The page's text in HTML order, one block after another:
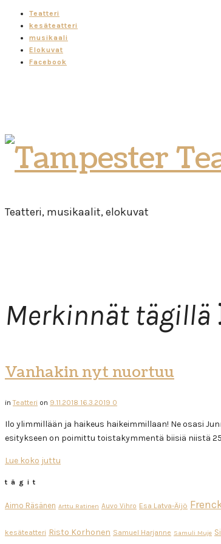
Teatteri
kesäteatteri
musikaali
Elokuvat
Facebook
Tampester
Teatro
Teatteri, musikaalit, elokuvat
Merkinnät tägillä
Vanhakin nyt nuortuu
inTeatteri on 9.11.2018 16.3.2019 0
Ilo ylimmillään ja haikeus haikeimmillaan! Ne osasi
esitykseen on poimittu toistakymmentä biisiä niistä
Lue koko juttu
tägit
Aimo Räsänen Arttu Ratinen Auvo Vihro Esa Latva-Äijö
kesäteatteri Risto Korhonen Samuel Harjanne Samuli Muje